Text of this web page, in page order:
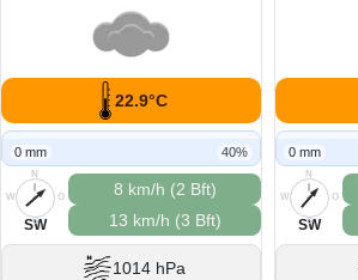
22.9°C
0 mm 40%
N
O
S
W
SW
8 km/h (2 Bft)
13 km/h (3 Bft)
1014 hPa
0 mm
N
O
S
W
SW